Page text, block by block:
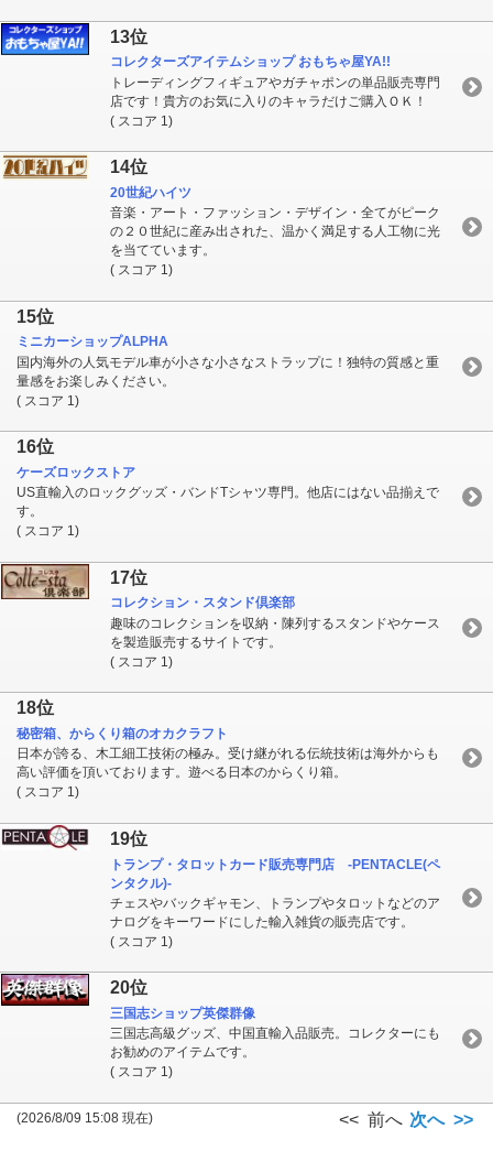
13位
コレクターズアイテムショップ おもちゃ屋YA!!
トレーディングフィギュアやガチャポンの単品販売専門
店です！貴方のお気に入りのキャラだけご購入ＯＫ！
( スコア 1)
14位
20世紀ハイツ
音楽・アート・ファッション・デザイン・全てがピーク
の２０世紀に産み出された、温かく満足する人工物に光
を当てています。
( スコア 1)
15位
ミニカーショップALPHA
国内海外の人気モデル車が小さな小さなストラップに！独特の質感と重
量感をお楽しみください。
( スコア 1)
16位
ケーズロックストア
US直輸入のロックグッズ・バンドTシャツ専門。他店にはない品揃えで
す。
( スコア 1)
17位
コレクション・スタンド倶楽部
趣味のコレクションを収納・陳列するスタンドやケース
を製造販売するサイトです。
( スコア 1)
18位
秘密箱、からくり箱のオカクラフト
日本が誇る、木工細工技術の極み。受け継がれる伝統技術は海外からも
高い評価を頂いております。遊べる日本のからくり箱。
( スコア 1)
19位
トランプ・タロットカード販売専門店 -PENTACLE(ペ
ンタクル)-
チェスやバックギャモン、トランプやタロットなどのア
ナログをキーワードにした輸入雑貨の販売店です。
( スコア 1)
20位
三国志ショップ英傑群像
三国志高級グッズ、中国直輸入品販売。コレクターにも
お勧めのアイテムです。
( スコア 1)
(2026/8/09 15:08 現在) << 前へ 次へ >>